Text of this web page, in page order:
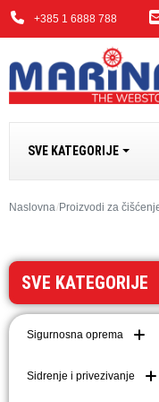
+385 1 6888 788
SVE KATEGORIJE
Naslovna Proizvodi za
SVE KATEGORIJE
Sigurnosna oprema
Sidrenje i privezivanje